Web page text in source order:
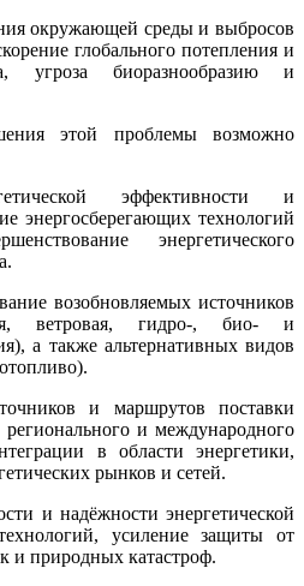
окружающей среды и выбросов
глобального потепления и
угроза биоразнообразию и
этой проблемы возможно
эффективности и
энергосберегающих технологий
энергетического
возобновляемых источников
ветровая, гидро-, био- и
а также альтернативных видов
и маршрутов поставки
и международного
в области энергетики,
рынков и сетей.
и надёжности энергетической
усиление защиты от
и природных катастроф.